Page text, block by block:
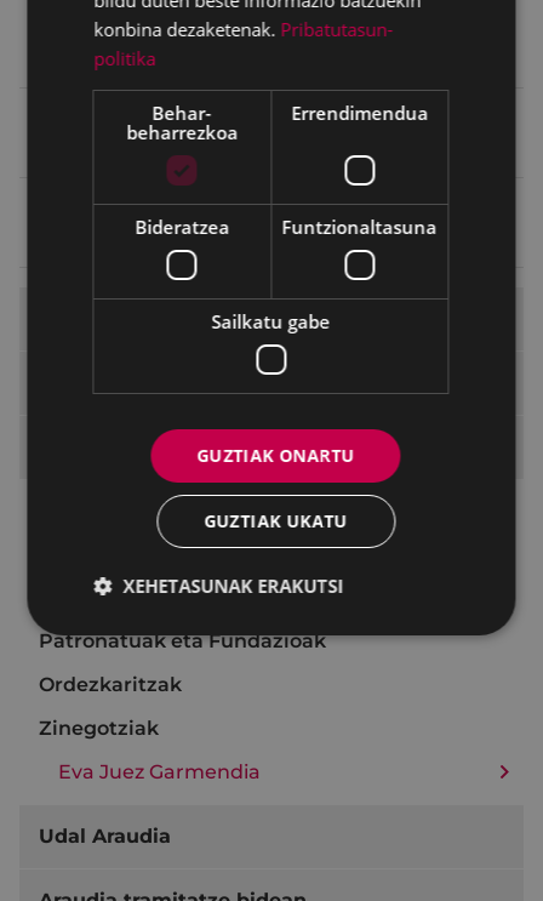
Diru sarrerak
Ondasunen aitorpena
Jardueren aitorpena
Aginte-organoak
Talde politikoak
Batzordeak
Patronatuak eta Fundazioak
Ordezkaritzak
Zinegotziak
Eva Juez Garmendia
Udal Araudia
konbina dezaketenak. Pribatutasun-
politika
Behar-
beharrezkoa
Errendimendua
Bideratzea Funtzionaltasuna
Sailkatu gabe
GUZTIAK ONARTU
GUZTIAK UKATU
XEHETASUNAK ERAKUTSI